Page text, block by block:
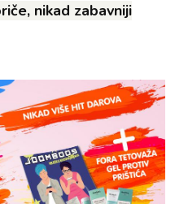
nikad zabavniji